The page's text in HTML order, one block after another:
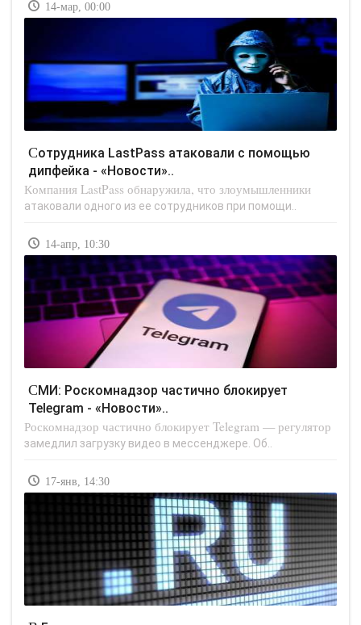
14-мар, 00:00
Сотрудника LastPass атаковали с помощью
дипфейка - «Новости»..
Компания LastPass обнаружила, что злоумышленники
атаковали одного из ее сотрудников при помощи..
14-апр, 10:30
СМИ: Роскомнадзор частично блокирует
Telegram - «Новости»..
Роскомнадзор частично блокирует Telegram — регулятор
замедлил загрузку видео в мессенджере. Об..
17-янв, 14:30